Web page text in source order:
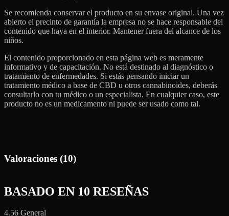
Se recomienda conservar el producto en su envase original. Una vez
abierto el precinto de garantía la empresa no se hace responsable del
contenido que haya en el interior. Mantener fuera del alcance de los
niños.
El contenido proporcionado en esta página web es meramente
informativo y de capacitación. No está destinado al diagnóstico o
tratamiento de enfermedades. Si estás pensando iniciar un
tratamiento médico a base de CBD u otros cannabinoides, deberás
consultarlo con tu médico o un especialista. En cualquier caso, este
producto no es un medicamento ni puede ser usado como tal.
Valoraciones (10)
BASADO EN 10 RESEÑAS
4.56 General